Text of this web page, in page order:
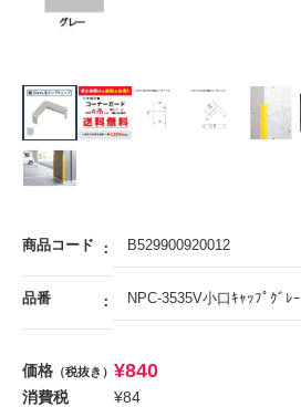
商品コード B529900920012
品番 NPC-3535V小口ｷｬｯﾌﾟｸﾞﾚｰ
価格 （税抜き） ¥840
消費税 ¥84